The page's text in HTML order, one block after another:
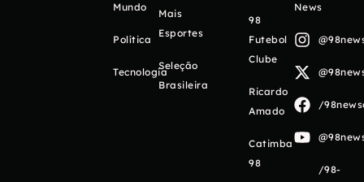
Mundo
Política
Tecnologia
Mais
Esportes
Seleção
Brasileira
98
Futebol
Clube
Ricardo
Amado
Catimba
98
News
/
/98-